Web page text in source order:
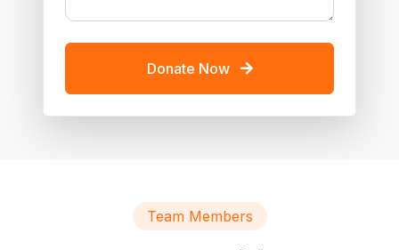
Donate Now
Team Members